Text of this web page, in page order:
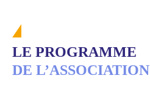
LE PROGRAMME
DE L’ASSOCIATION